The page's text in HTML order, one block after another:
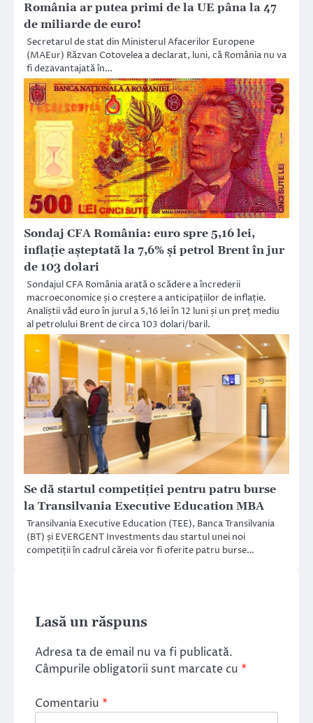
România ar putea primi de la UE pâna la 47
de miliarde de euro!
Secretarul de stat din Ministerul Afacerilor Europene
(MAEur) Răzvan Cotovelea a declarat, luni, că România nu va
fi dezavantajată în…
Sondaj CFA România: euro spre 5,16 lei,
inflație așteptată la 7,6% și petrol Brent în jur
de 103 dolari
Sondajul CFA România arată o scădere a încrederii
macroeconomice și o creștere a anticipațiilor de inflație.
Analiștii văd euro în jurul a 5,16 lei în 12 luni și un preț mediu
al petrolului Brent de circa 103 dolari/baril.
Se dă startul competiției pentru patru burse
la Transilvania Executive Education MBA
Transilvania Executive Education (TEE), Banca Transilvania
(BT) și EVERGENT Investments dau startul unei noi
competiții în cadrul căreia vor fi oferite patru burse…
Lasă un răspuns
Adresa ta de email nu va fi publicată.
Câmpurile obligatorii sunt marcate cu *
Comentariu *